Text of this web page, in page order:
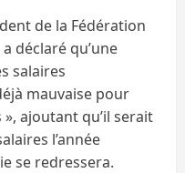
de la Fédération
déclaré qu’une
salaires
mauvaise pour
ajoutant qu’il serait
l’année
se redressera.